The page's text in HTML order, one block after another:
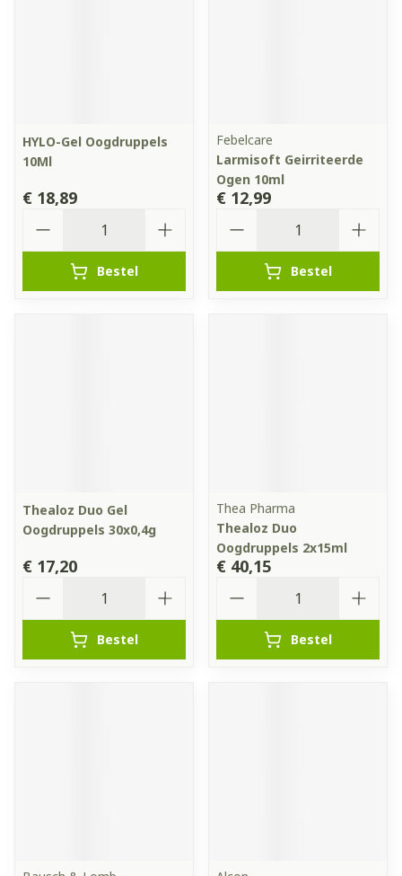
HYLO-Gel Oogdruppels
10Ml
€ 18,89
Bestel
Febelcare
Larmisoft Geirriteerde
Ogen 10ml
€ 12,99
Bestel
Thealoz Duo Gel
Oogdruppels 30x0,4g
€ 17,20
Bestel
Thea Pharma
Thealoz Duo
Oogdruppels 2x15ml
€ 40,15
Bestel